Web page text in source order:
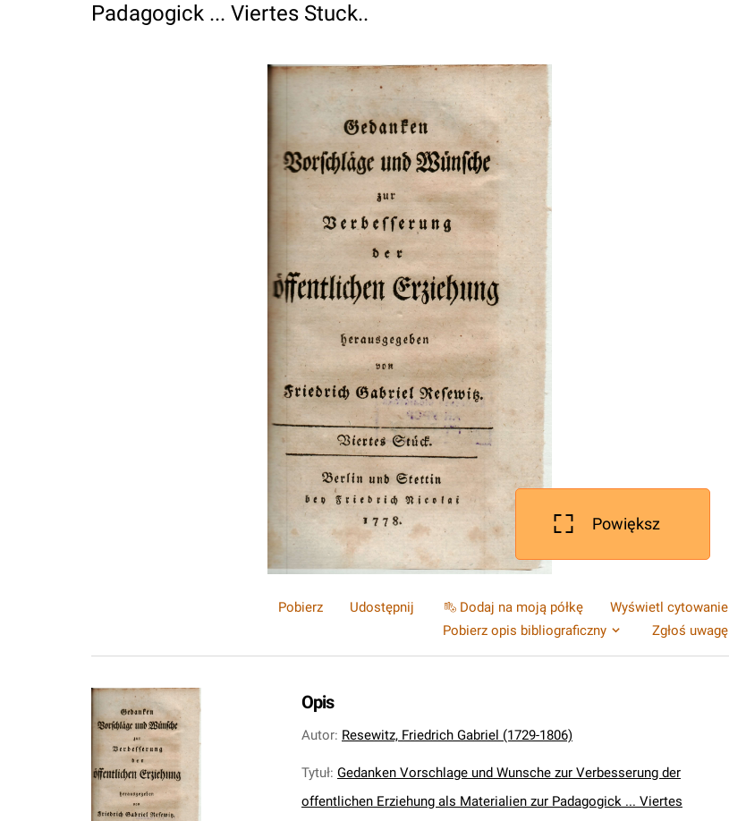
Padagogick ... Viertes Stuck..
Powiększ
Pobierz Udostępnij Dodaj na moją półkę
Wyświetl cytowanie
Pobierz opis bibliograficzny
Zgłoś uwagę
Opis
Autor: Resewitz, Friedrich Gabriel (1729-1806)
Tytuł: Gedanken Vorschlage und Wunsche zur Verbesserung der
offentlichen Erziehung als Materialien zur Padagogick ... Viertes